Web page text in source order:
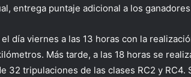
entrega puntaje adicional a los
día viernes a las 13 horas con la
Más tarde, a las 18 horas se
32 tripulaciones de las clases RC2 y